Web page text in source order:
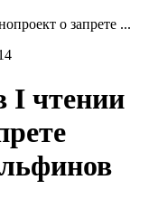
о запрете ...
I чтении